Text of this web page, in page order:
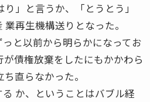
」と言うか、「とうとう」
再生機構送りとなった。
と以前から明らかになってお
が債権放棄をしたにもかかわら
直らなかった。
か、ということはバブル経